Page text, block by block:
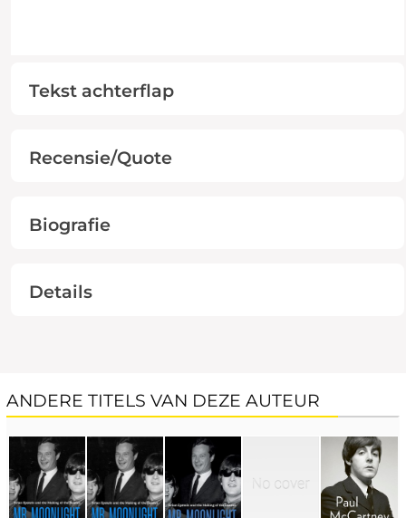
Tekst achterflap
Recensie/Quote
Biografie
Details
ANDERE TITELS VAN DEZE AUTEUR